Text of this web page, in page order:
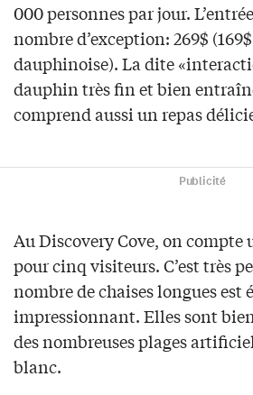
000 personnes par jour.
nombre d’exception: 269$
dauphinoise). La dite
dauphin très fin et bien
comprend aussi un repas
Publicité
Au Discovery Cove, on
pour cinq visiteurs. C’est très
nombre de chaises longues est
impressionnant. Elles sont
des nombreuses plages
blanc.